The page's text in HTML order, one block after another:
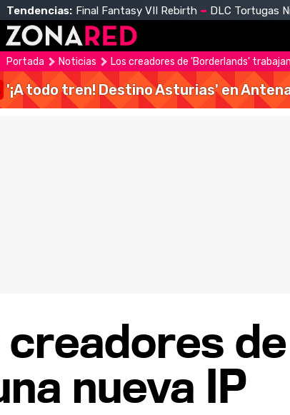
Tendencias: Final Fantasy VII Rebirth DLC Tortugas
Portada Noticias Los creadores de 'Borderlands'
'¡A todo tren! Destino Asturias' en
creadores
nueva IP